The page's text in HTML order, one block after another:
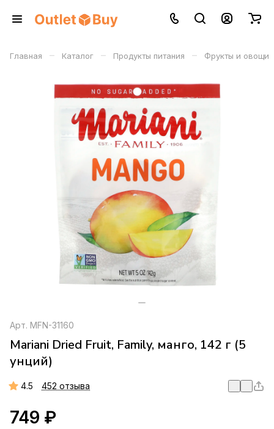
Главная – Каталог – Продукты питания – Фрукты и овощи
Арт. MFN-31160
Mariani Dried Fruit, Family, манго, 142 г (5
унций)
4.5 452 отзыва
749 ₽